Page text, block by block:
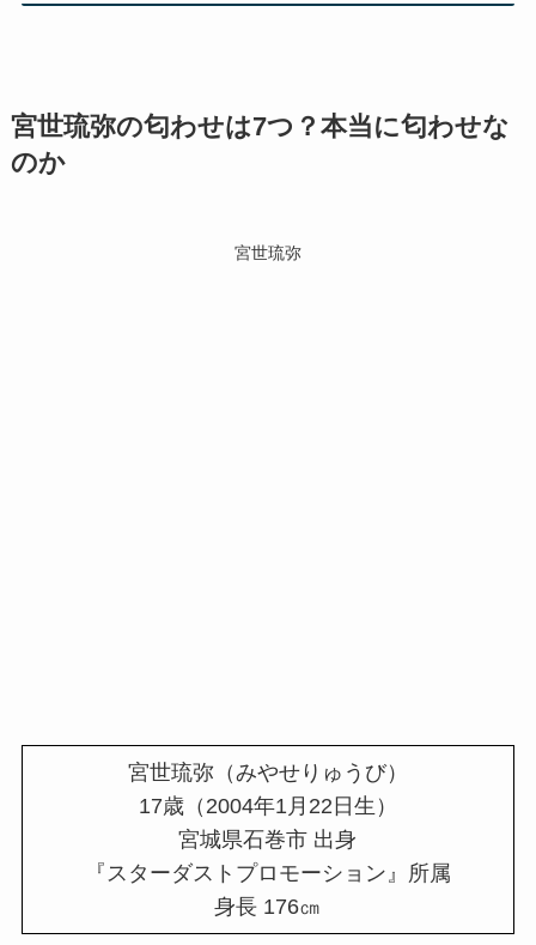
宮世琉弥の匂わせは7つ？本当に匂わせな
のか
宮世琉弥
宮世琉弥（みやせりゅうび）
17歳（2004年1月22日生）
宮城県石巻市 出身
『スターダストプロモーション』所属
身長 176㎝